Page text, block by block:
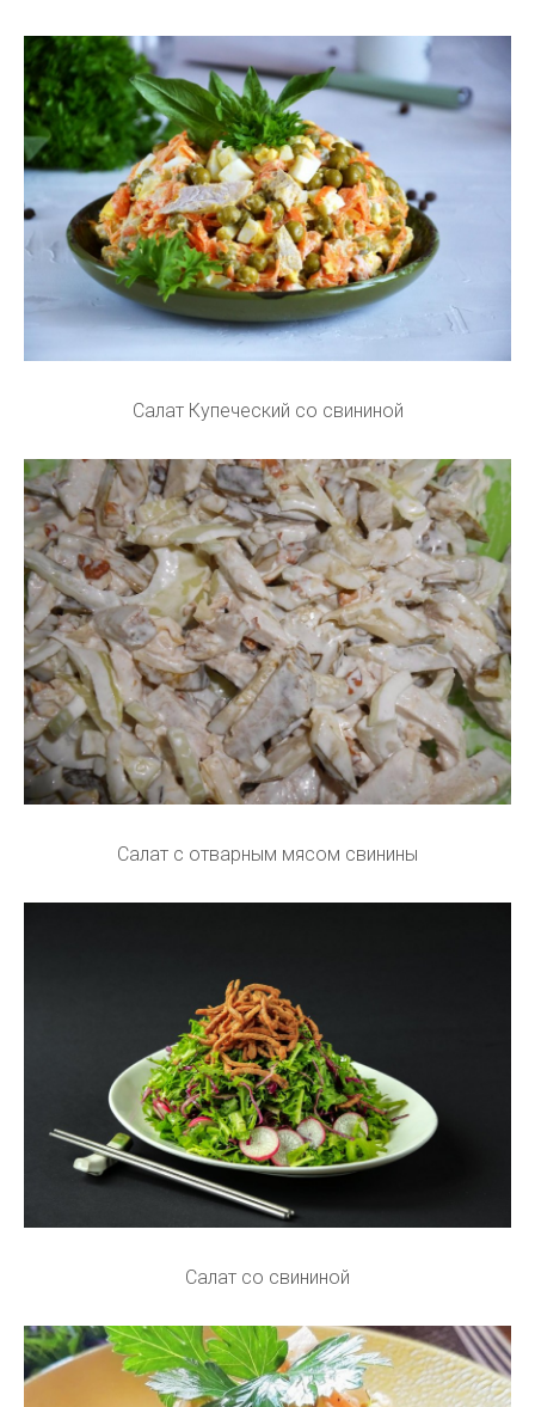
Салат Купеческий со свининой
Салат с отварным мясом свинины
Салат со свининой